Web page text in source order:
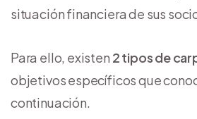
situación financiera de sus
Para ello, existen 2 tipos de
objetivos específicos que
continuación.